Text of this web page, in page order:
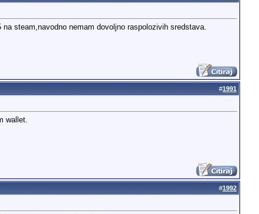
steam,navodno nemam dovoljno raspolozivih sredstava.
#1991
wallet.
#1992